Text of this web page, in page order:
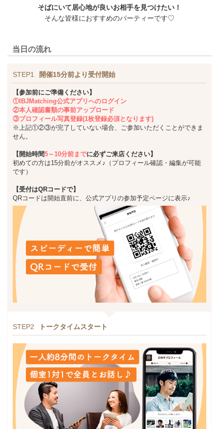
そばにいて居心地が良いお相手を見つけたい！
そんな皆様におすすめのパーティーです♡
当日の流れ
STEP1 開催15分前より受付開始
【参加前にご準備ください】
①IBJMatching公式アプリへのログイン
②本人確認書類の事前アップロード
③プロフィール写真登録(1枚登録必須となります)
※上記①②③が完了していない場合、ご参加いただくことができま
せん。
【開始時間5～10分前までに必ずご来店ください】
初めての方は15分前がオススメ♪（プロフィール確認・編集が可能
です）
【受付はQRコードで】
QRコードは開始直前に、公式アプリの参加予定ページに表示♪
STEP2 トークタイムスタート